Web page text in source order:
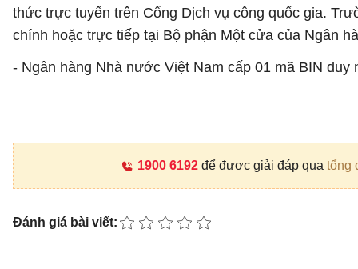
thức trực tuyến trên Cổng Dịch vụ công quốc gia.
chính hoặc trực tiếp tại Bộ phận Một cửa của Ngân
- Ngân hàng Nhà nước Việt Nam cấp 01 mã BIN
1900 6192để được giải đáp qua tổng
Đánh giá bài viết: